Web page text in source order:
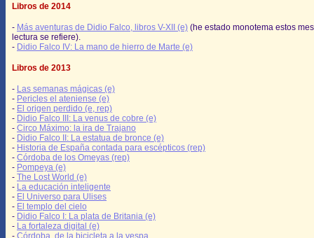
Libros de 2014
- Más aventuras de Didio Falco, libros V-XII (e) (he estado monotema estos
lectura se refiere).
- Didio Falco IV: La mano de hierro de Marte (e)
Libros de 2013
- Las semanas mágicas (e)
- Pericles el ateniense (e)
- El origen perdido (e, rep)
- Didio Falco III: La venus de cobre (e)
- Circo Máximo: la ira de Trajano
- Didio Falco II: La estatua de bronce (e)
- Historia de España contada para escépticos (rep)
- Córdoba de los Omeyas (rep)
- Pompeya (e)
- The Lost World (e)
- La educación inteligente
- El Universo para Ulises
- El templo del cielo
- Didio Falco I: La plata de Britania (e)
- La fortaleza digital (e)
- Córdoba, de la bicicleta a la vespa